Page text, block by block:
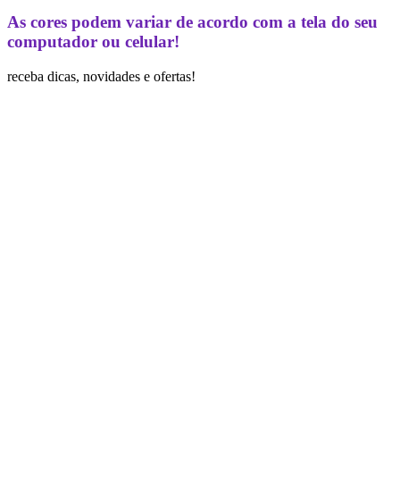
As cores podem variar de acordo com a tela do seu
computador ou celular!
receba dicas, novidades e ofertas!